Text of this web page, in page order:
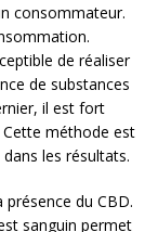
consommateur.
de réaliser
de substances
il est fort
Cette méthode est
les résultats.
du CBD.
sanguin permet